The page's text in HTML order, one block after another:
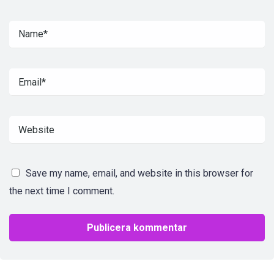
Save my name, email, and website in this browser for
the next time I comment.